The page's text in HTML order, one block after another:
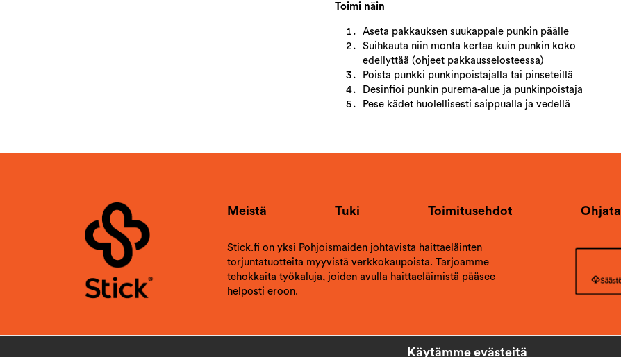
Toimi näin
Aseta pakkauksen suukappale punkin päälle
Suihkauta niin monta kertaa kuin punkin koko
edellyttää (ohjeet pakkausselosteessa)
Poista punkki punkinpoistajalla tai pinseteillä
Desinfioi punkin purema-alue ja punkinpoistaja
Pese kädet huolellisesti saippualla ja vedellä
Meistä Tuki Toimitusehdot Ohjata
Stick.fi on yksi Pohjoismaiden johtavista haittaeläinten
torjuntatuotteita myyvistä verkkokaupoista. Tarjoamme
tehokkaita työkaluja, joiden avulla haittaeläimistä pääsee
helposti eroon.
Käytämme evästeitä